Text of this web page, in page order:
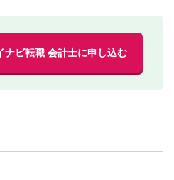
ナビ転職 会計士に申し込む